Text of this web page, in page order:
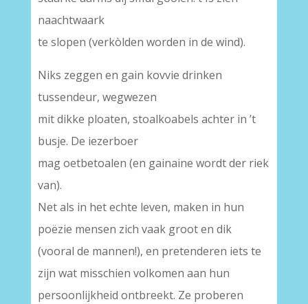
naachtwaark
te slopen (verkòlden worden in de wind).
Niks zeggen en gain kovvie drinken
tussendeur, wegwezen
mit dikke ploaten, stoalkoabels achter in ’t
busje. De iezerboer
mag oetbetoalen (en gainaine wordt der riek
van).
Net als in het echte leven, maken in hun
poëzie mensen zich vaak groot en dik
(vooral de mannen!), en pretenderen iets te
zijn wat misschien volkomen aan hun
persoonlijkheid ontbreekt. Ze proberen